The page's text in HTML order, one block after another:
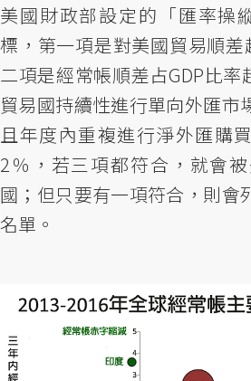
美國財政部設定的「匯率操
標，第一項是對美國貿易順
二項是經常帳順差占GDP比
貿易國持續性進行單向外匯市
且年度內重複進行淨外匯購
2％，若三項都符合，就會
國；但只要有一項符合，則會
名單。